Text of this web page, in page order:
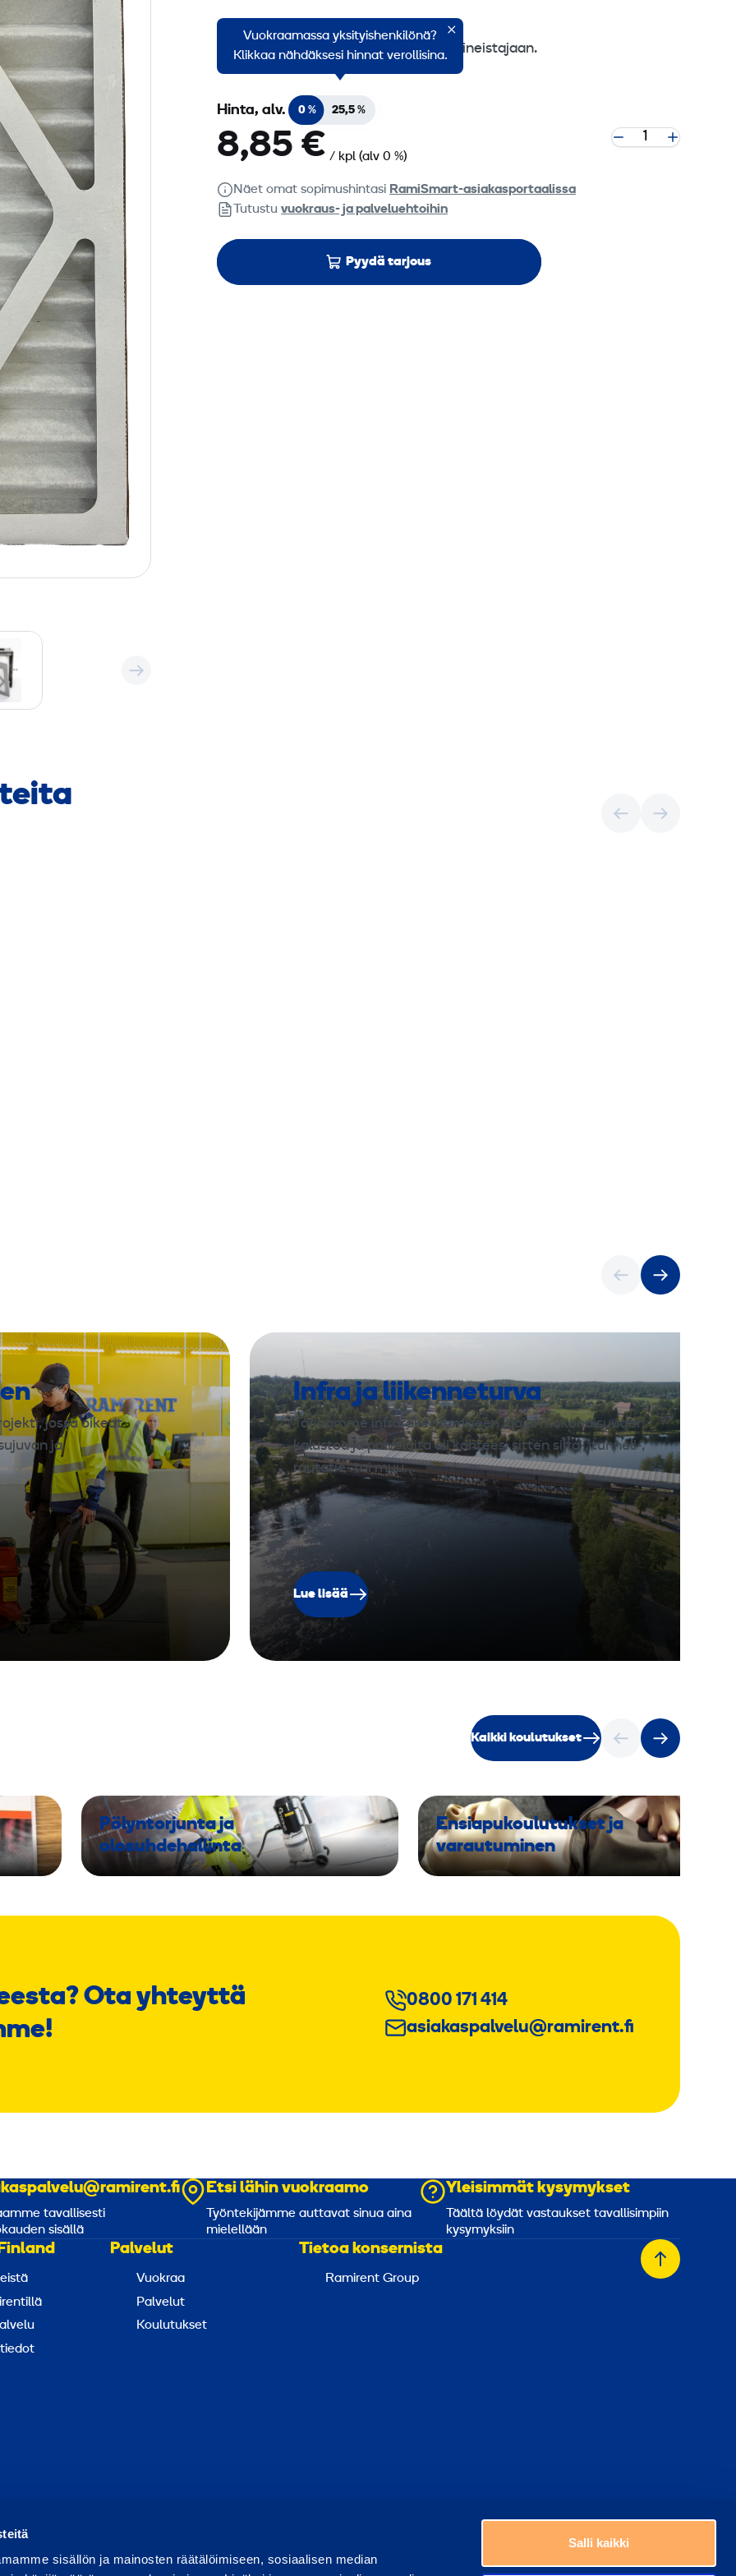
sisällön ja mainosten räätälöimiseen, sosiaalisen median
Salli kaikki
STRONG
Karkeasuodatin Strong 300 Lite alipaineistajaan.
Vuokraamassa yksityishenkilönä?
Klikkaa nähdäksesi hinnat verollisina.
Hinta, alv. 0 % 25,5 %
8,85 € / kpl (alv 0 %)
Näet omat sopimushintasi RamiSmart-asiakasportaalissa
Tutustu vuokraus- ja palveluehtoihin
Pyydä tarjous
jossa oikeat
ja
Infra ja liikenneturva
Tarjoamme infrarakentamiseen laajan kokonaisuuden
kalustoa ja palveluita oli kohteesi sitten silta-, tunneli-,
rautatie- tai muu…
Lue lisää
Kaikki koulutukset
Pölyntorjunta ja
olosuhdehallinta
Ensiapukoulutukset ja
varautuminen
Ota yhteyttä
0800 171 414
asiakaspalvelu@ramirent.fi
tavallisesti
sisällä
Etsi lähin vuokraamo
Työntekijämme auttavat sinua aina
mielellään
Yleisimmät kysymykset
Täältä löydät vastaukset tavallisimpiin
kysymyksiin
Palvelut
Vuokraa
Palvelut
Koulutukset
Tietoa konsernista
Ramirent Group
Takaisin
väärinkäytöksestä